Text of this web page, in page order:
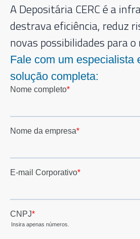
A Depositária CERC é a
destrava eficiência, reduz
novas possibilidades para o
Fale com um especialista
solução completa: